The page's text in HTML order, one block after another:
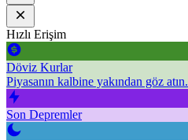
Hızlı Erişim
Döviz Kurlar
Piyasanın kalbine yakından göz atın.
Son Depremler